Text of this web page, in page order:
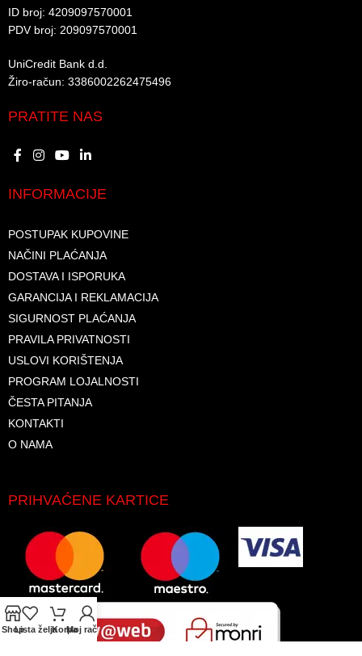
ID broj: 4209097570001​
PDV broj: 209097570001 ​
UniCredit Bank d.d.​
Žiro-račun: 3386002262475496​​
PRATITE NAS
INFORMACIJE
POSTUPAK KUPOVINE
NAČINI PLAĆANJA
DOSTAVA I ISPORUKA
GARANCIJA I REKLAMACIJA
SIGURNOST PLAĆANJA
PRAVILA PRIVATNOSTI
USLOVI KORIŠTENJA
PROGRAM LOJALNOSTI
ČESTA PITANJA
KONTAKTI
O NAMA
PRIHVAĆENE KARTICE
ShopLista željaKorpaMoj račun